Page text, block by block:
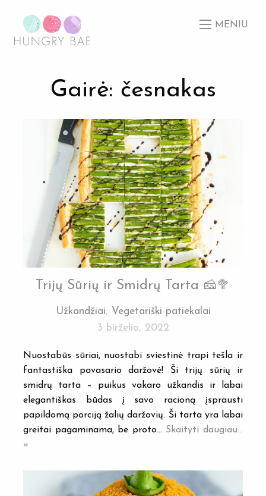
MENIU
Gairė: česnakas
Trijų Sūrių ir Smidrų Tarta 🧀🥦
Užkandžiai, Vegetariški patiekalai
3 birželio, 2022
Nuostabūs sūriai, nuostabi sviestinė trapi tešla ir
fantastiška pavasario daržovė! Ši trijų sūrių ir
smidrų tarta – puikus vakaro užkandis ir labai
elegantiškas būdas į savo racioną įsprausti
papildomą porciją žalių daržovių. Ši tarta yra labai
greitai pagaminama, be proto… Skaityti daugiau...
»